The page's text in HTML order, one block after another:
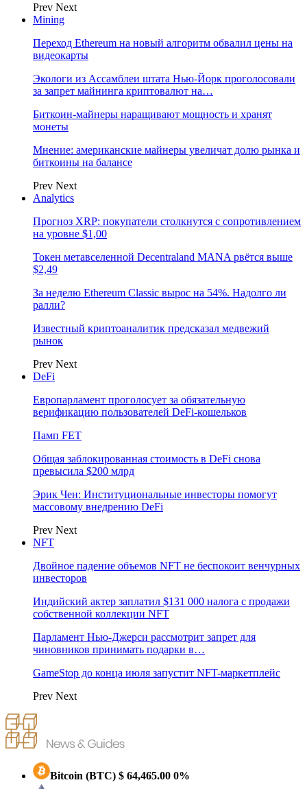
Prev Next
Mining
Переход Ethereum на новый алгоритм обвалил цены на
видеокарты
Экологи из Ассамблеи штата Нью-Йорк проголосовали
за запрет майнинга криптовалют на…
Биткоин-майнеры наращивают мощность и хранят
монеты
Мнение: американские майнеры увеличат долю рынка и
биткоины на балансе
Prev Next
Analytics
Прогноз XRP: покупатели столкнутся с сопротивлением
на уровне $1,00
Токен метавселенной Decentraland MANA рвётся выше
$2,49
За неделю Ethereum Classic вырос на 54%. Надолго ли
ралли?
Известный криптоаналитик предсказал медвежий
рынок
Prev Next
DeFi
Европарламент проголосует за обязательную
верификацию пользователей DeFi-кошельков
Памп FET
Общая заблокированная стоимость в DeFi снова
превысила $200 млрд
Эрик Чен: Институциональные инвесторы помогут
массовому внедрению DeFi
Prev Next
NFT
Двойное падение объемов NFT не беспокоит венчурных
инвесторов
Индийский актер заплатил $131 000 налога c продажи
собственной коллекции NFT
Парламент Нью-Джерси рассмотрит запрет для
чиновников принимать подарки в…
GameStop до конца июля запустит NFT-маркетплейс
Prev Next
Bitcoin (BTC) $ 64,465.00 0%